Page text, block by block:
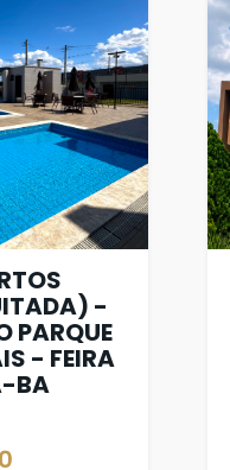
-
PARQUE
- FEIRA
BA